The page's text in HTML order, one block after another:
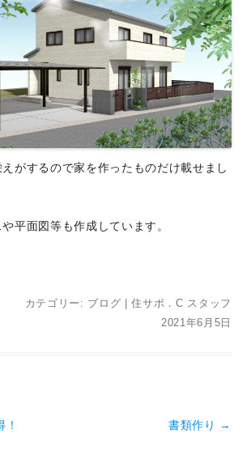
がするので家を作ったものだけ載せまし
平面図等も作成しています。
カテゴリー: ブログ |住サポ．C スタッフ
2021年6月5日
書類作り →